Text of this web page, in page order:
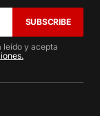
SUBSCRIBE
leído y acepta